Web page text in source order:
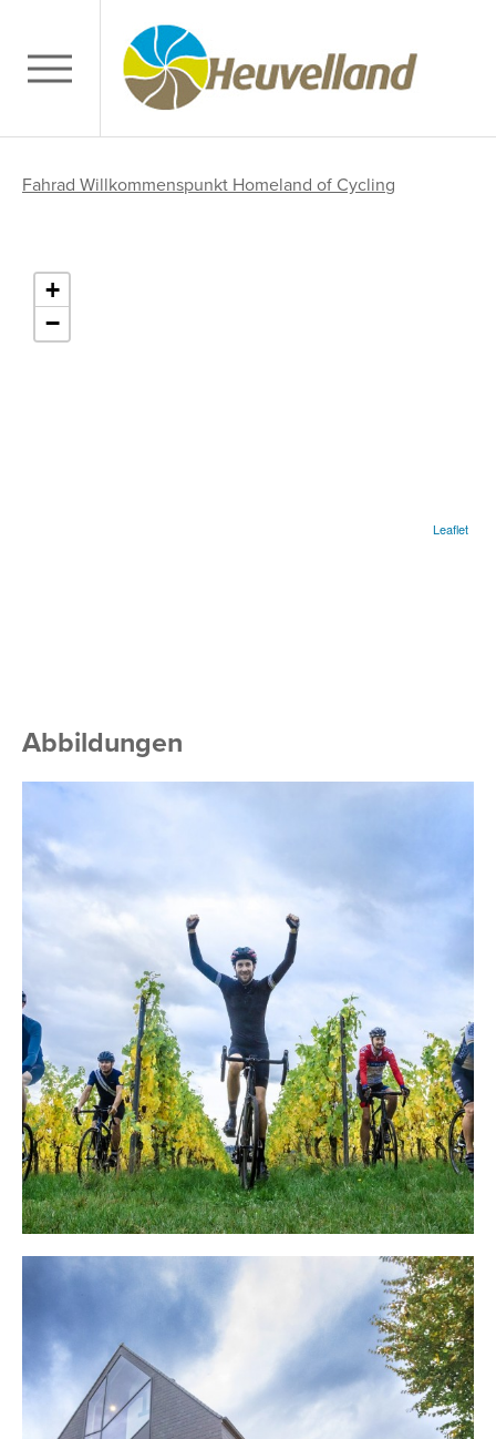
Fahrad Willkommenspunkt Homeland of Cycling
+
−
Leaflet
Abbildungen